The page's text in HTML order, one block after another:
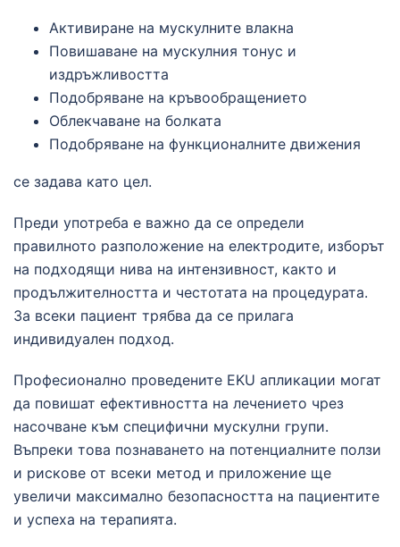
Активиране на мускулните влакна
Повишаване на мускулния тонус и
издръжливостта
Подобряване на кръвообращението
Облекчаване на болката
Подобряване на функционалните движения
се задава като цел.
Преди употреба е важно да се определи
правилното разположение на електродите, изборът
на подходящи нива на интензивност, както и
продължителността и честотата на процедурата.
За всеки пациент трябва да се прилага
индивидуален подход.
Професионално проведените EKU апликации могат
да повишат ефективността на лечението чрез
насочване към специфични мускулни групи.
Въпреки това познаването на потенциалните ползи
и рискове от всеки метод и приложение ще
увеличи максимално безопасността на пациентите
и успеха на терапията.